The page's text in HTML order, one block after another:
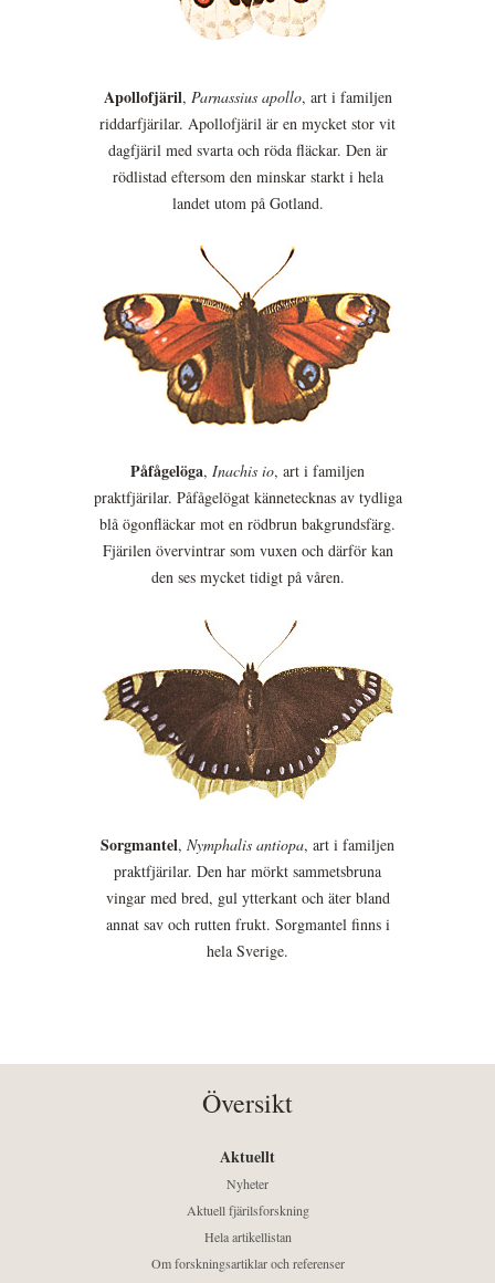
Apollofjäril, Parnassius apollo, art i familjen
riddarfjärilar. Apollofjäril är en mycket stor vit
dagfjäril med svarta och röda fläckar. Den är
rödlistad eftersom den minskar starkt i hela
landet utom på Gotland.
Påfågelöga, Inachis io, art i familjen
praktfjärilar. Påfågelögat kännetecknas av tydliga
blå ögonfläckar mot en rödbrun bakgrundsfärg.
Fjärilen övervintrar som vuxen och därför kan
den ses mycket tidigt på våren.
Sorgmantel, Nymphalis antiopa, art i familjen
praktfjärilar. Den har mörkt sammetsbruna
vingar med bred, gul ytterkant och äter bland
annat sav och rutten frukt. Sorgmantel finns i
hela Sverige.
Översikt
Aktuellt
Nyheter
Aktuell fjärilsforskning
Hela artikellistan
Om forskningsartiklar och referenser